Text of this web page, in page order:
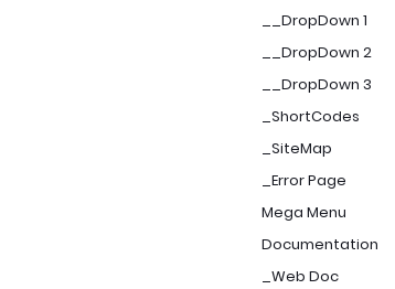
__DropDown 1
__DropDown 2
__DropDown 3
_ShortCodes
_SiteMap
_Error Page
Mega Menu
Documentation
_Web Doc